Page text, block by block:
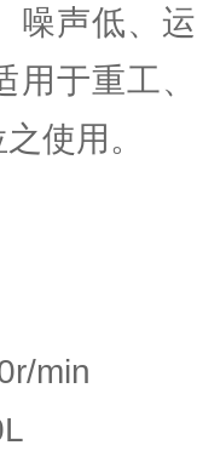
噪声低、
用于重工
使用。
min